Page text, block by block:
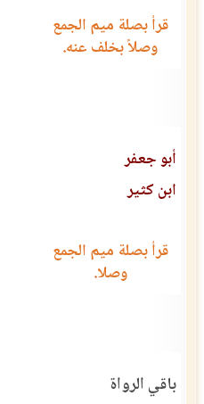
قرأ بصلة ميم الجمع
وصلاً بخلف عنه.
أبو جعفر
ابن كثير
قرأ بصلة ميم الجمع
وصلا.
باقي الرواة